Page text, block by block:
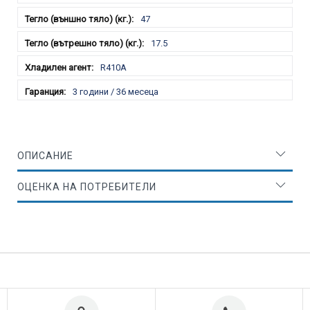
47
17.5
R410A
3 години / 36 месеца
ОПИСАНИЕ
ОЦЕНКА НА ПОТРЕБИТЕЛИ